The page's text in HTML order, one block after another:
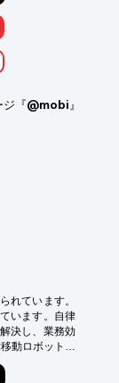
ジ『@mobi』
れています。
います。自律
決し、業務効
動ロボットの
正確な位置情